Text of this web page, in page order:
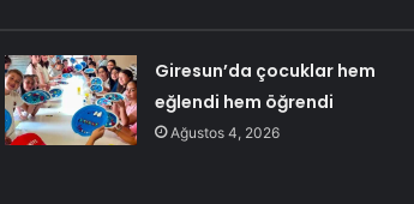
Giresun’da çocuklar hem
eğlendi hem öğrendi
Ağustos 4, 2026